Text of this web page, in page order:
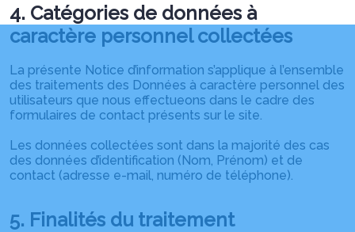
4. Catégories de données à
caractère personnel collectées
La présente Notice d’information s’applique à l’ensemble
des traitements des Données à caractère personnel des
utilisateurs que nous effectueons dans le cadre des
formulaires de contact présents sur le site.
Les données collectées sont dans la majorité des cas
des données d’identification (Nom, Prénom) et de
contact (adresse e-mail, numéro de téléphone).
5. Finalités du traitement